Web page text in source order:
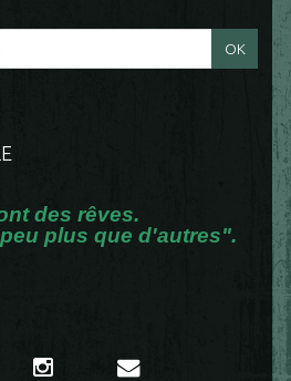
des rêves.
plus que d'autres".